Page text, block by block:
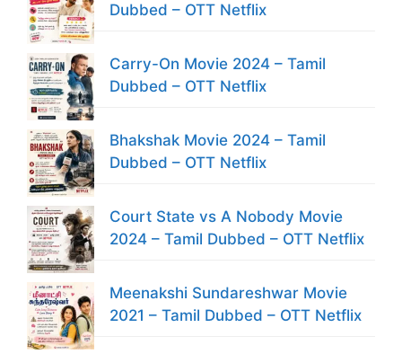
Dubbed – OTT Netflix
Carry-On Movie 2024 – Tamil
Dubbed – OTT Netflix
Bhakshak Movie 2024 – Tamil
Dubbed – OTT Netflix
Court State vs A Nobody Movie
2024 – Tamil Dubbed – OTT Netflix
Meenakshi Sundareshwar Movie
2021 – Tamil Dubbed – OTT Netflix